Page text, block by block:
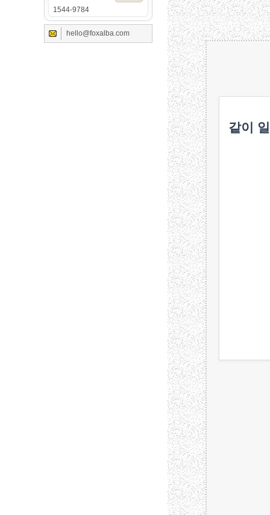
1544-9784
hello@foxalba.com
같이